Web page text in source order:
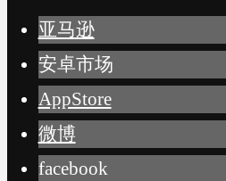
亚马逊
安卓市场
AppStore
微博
facebook